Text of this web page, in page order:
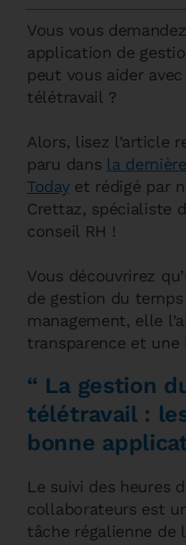
Vous vous
application de
peut vous aider
télétravail ?
Alors, lisez l’article
paru dans la
Todayet rédigé par
Crettaz, spécialiste
conseil RH !
Vous découvrirez
de gestion du
management, elle
transparence et une
“ La gestion
télétravail :
bonne
Le suivi des heures
collaborateurs est
tâche régalienne de